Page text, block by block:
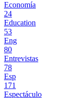
Economía
24
Education
53
Eng
80
Entrevistas
78
Esp
171
Espectáculo